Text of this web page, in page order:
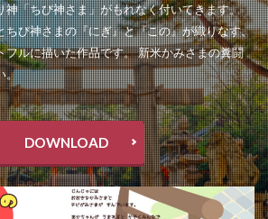
神「ちび神さま」がもれなく付いてきます。
ちび神さまの『にぎ』と『この』が織りなす、
フルに描いた作品です。 新米かみさまの糞闘
。
DOWNLOAD